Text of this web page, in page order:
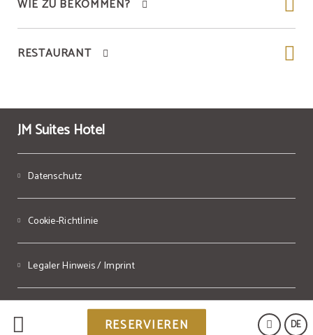
DE
RESERVIEREN
WIE ZU BEKOMMEN?
RESTAURANT
JM Suites Hotel
Datenschutz
Cookie-Richtlinie
Legaler Hinweis / Imprint
Powered by Keytel